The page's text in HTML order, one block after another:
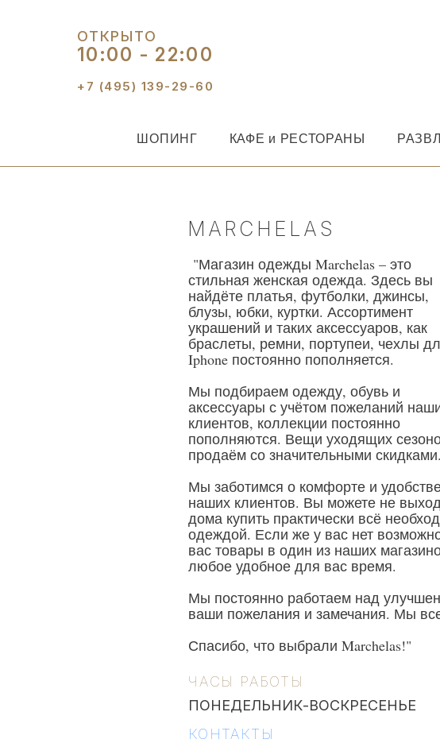
ОТКРЫТО
10:00 - 22:00
+7 (495) 139-29-60
ШОПИНГ КАФЕ и РЕСТОРАНЫ
MARCHELAS
"Магазин одежды Marchelas – это
стильная женская одежда. Здесь вы
найдёте платья, футболки, джинсы,
блузы, юбки, куртки. Ассортимент
украшений и таких аксессуаров, как
браслеты, ремни, портупеи, чехлы
Iphone постоянно пополняется.
Мы подбираем одежду, обувь и
аксессуары с учётом пожеланий
клиентов, коллекции постоянно
пополняются. Вещи уходящих
продаём со значительными скидками.
Мы заботимся о комфорте и
наших клиентов. Вы можете не
дома купить практически всё
одеждой. Если же у вас нет
вас товары в один из наших
любое удобное для вас время.
Мы постоянно работаем над
ваши пожелания и замечания. Мы
Спасибо, что выбрали Marchelas!"
ЧАСЫ РАБОТЫ
ПОНЕДЕЛЬНИК-ВОСКРЕСЕНЬЕ
КОНТАКТЫ